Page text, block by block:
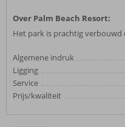
Over Palm Beach Resort:
Het park is prachtig verbouwd
Algemene indruk
Ligging
Service
Prijs/kwaliteit